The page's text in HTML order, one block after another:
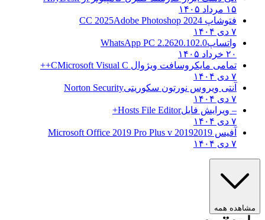
۱۵ مرداد ۱۴۰۵
فتوشاپ CC 2025 Adobe Photoshop 2024
۷ دی ۱۴۰۴
واتساپWhatsApp PC 2.2620.102.0
۲۰ خرداد ۱۴۰۵
تمامی مایکروسافت ویژوال C Microsoft Visual C++
۷ دی ۱۴۰۴
آنتی ویروس نورتون سکوریتیNorton Security
۷ دی ۱۴۰۴
– ویرایش فایلHosts File Editor+
۷ دی ۱۴۰۴
آفیس 2019 2019 Microsoft Office 2019 Pro Plus v
۷ دی ۱۴۰۴
مشاهده همه